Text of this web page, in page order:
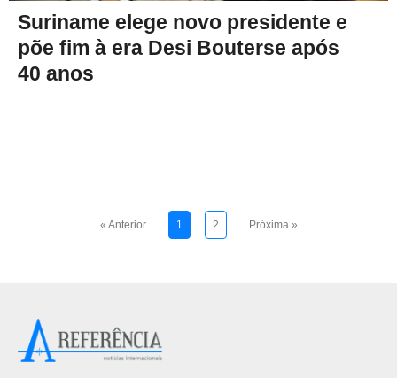
Suriname elege novo presidente e
põe fim à era Desi Bouterse após
40 anos
« Anterior 1 2 Próxima »